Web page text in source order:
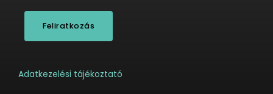
Adatkezelési tájékoztató